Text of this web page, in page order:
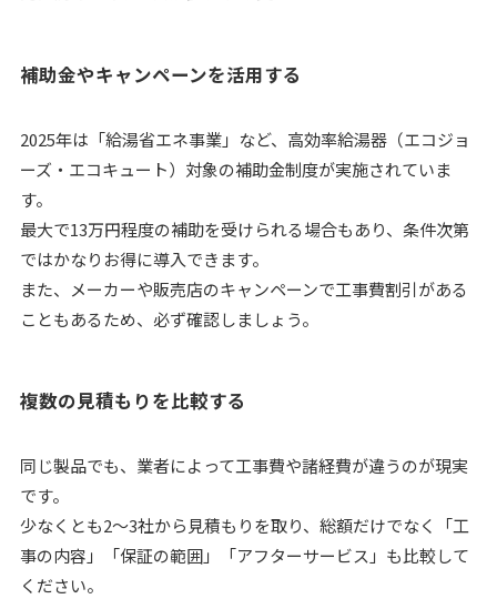
補助金やキャンペーンを活用する
2025年は「給湯省エネ事業」など、高効率給湯器（エコジョ
ーズ・エコキュート）対象の補助金制度が実施されていま
す。
最大で13万円程度の補助を受けられる場合もあり、条件次第
ではかなりお得に導入できます。
また、メーカーや販売店のキャンペーンで工事費割引がある
こともあるため、必ず確認しましょう。
複数の見積もりを比較する
同じ製品でも、業者によって工事費や諸経費が違うのが現実
です。
少なくとも2〜3社から見積もりを取り、総額だけでなく「工
事の内容」「保証の範囲」「アフターサービス」も比較して
ください。